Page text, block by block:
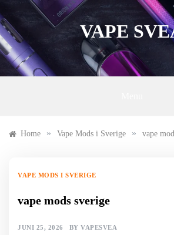
to
content
VAPE
Home » Vape Mods i Sverige » vape
VAPE MODS I SVERIGE
vape mods sverige
JUNI 25, 2026 BY VAPESVEA